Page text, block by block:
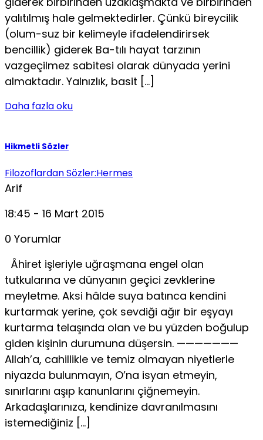
yalıtılmış hale gelmektedirler. Çünkü bireycilik
(olum-suz bir kelimeyle ifadelendirirsek
bencillik) giderek Ba-tılı hayat tarzının
vazgeçilmez sabitesi olarak dünyada yerini
almaktadır. Yalnızlık, basit […]
Daha fazla oku
Hikmetli Sözler
Filozoflardan Sözler:Hermes
Arif
18:45 - 16 Mart 2015
0 Yorumlar
Âhiret işleriyle uğraşmana engel olan
tutkularına ve dünyanın geçici zevklerine
meyletme. Aksi hâlde suya batınca kendini
kurtarmak ye­rine, çok sevdiği ağır bir eşyayı
kurtarma telaşında olan ve bu yüzden boğulup
giden kişinin durumuna düşersin. ———————
Allah’a, cahillikle ve temiz olmayan niyetlerle
niyazda bulunmayın, O’na isyan etmeyin,
sınırlarını aşıp kanunlarını çiğnemeyin.
Arkadaşlarınıza, kendinize davranılmasını
istemediğiniz […]